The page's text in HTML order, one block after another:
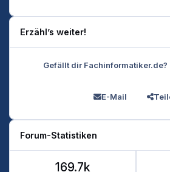
Erzähl’s weiter!
Gefällt dir Fachinformatiker.de?
E-Mail
Forum-Statistiken
169.7k